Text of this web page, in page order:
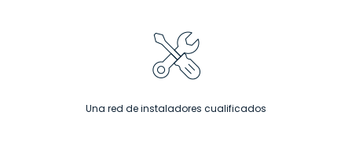
Una red de instaladores cualificados